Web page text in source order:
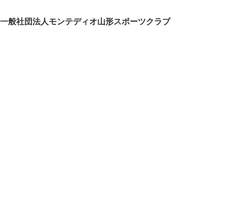
一般社団法人モンテディオ山形スポーツクラブ